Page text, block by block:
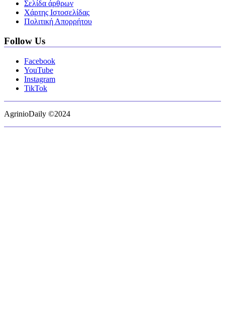
Σελίδα άρθρων
Χάρτης Ιστοσελίδας
Πολιτική Απορρήτου
Follow Us
Facebook
YouTube
Instagram
TikTok
AgrinioDaily ©2024